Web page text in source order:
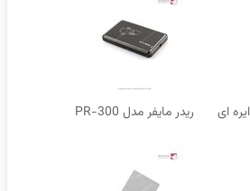
ریدر مایفر مدل PR-300